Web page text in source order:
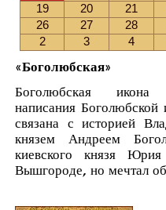
19
20 21
26
27 28
2
3 4
«Боголюбская»
Боголюбская
написания
связана с историей
князем Андреем
киевского князя
Вышгороде, но мечтал